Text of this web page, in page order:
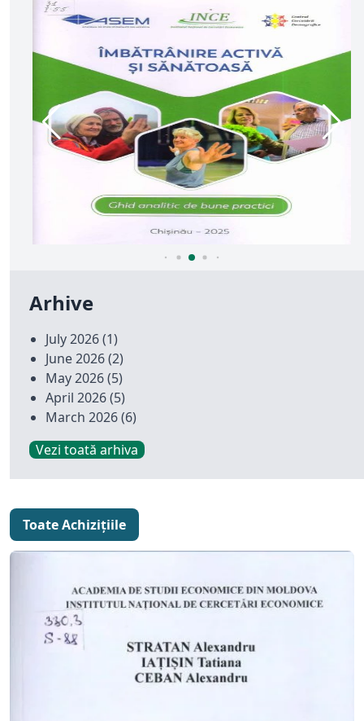
Arhive
July 2026(1)
June 2026(2)
May 2026(5)
April 2026(5)
March 2026(6)
Vezi toată arhiva
Toate Achizițiile